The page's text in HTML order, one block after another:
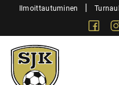
SiirryIlmoittautuminen |
Sjk-
Juniorit